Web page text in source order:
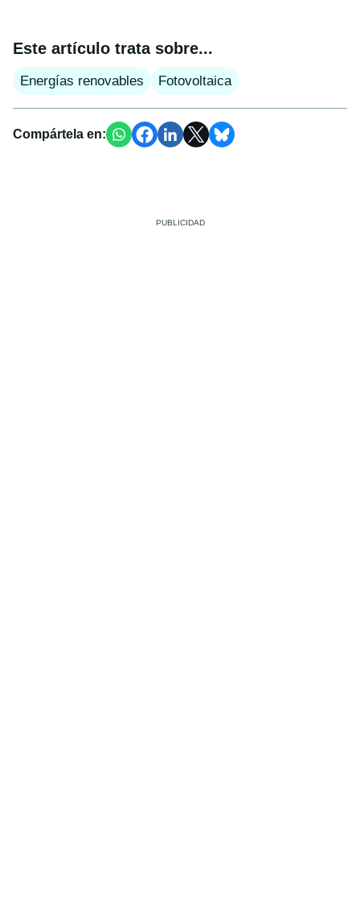
Este artículo trata sobre...
Energías renovables Fotovoltaica
Compártela en: